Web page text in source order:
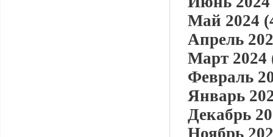
Май 2024
Апрель
Март 2024
Февраль
Январь
Декабрь
Ноябрь